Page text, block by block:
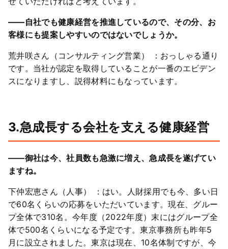
――自社でも健康経営を推進しているので、その分、お
客様にも提案しやすいのではないでしょうか。
荒井咲さん（コンサルティング営業） ：おっしゃる通り
です。当社が認定を取得していることが一番のエビデン
スになりますし、説得材料にもなっています。
3.急成長する会社を支える健康経営
――御社は今、社員数も急激に増え、急成長を遂げてい
ますね。
下仲宏恵さん（人事） ：はい。人財採用でも今、多い日
で60名くらいの応募をいただいています。現在、グルー
プ全体で310名。今年度（2022年度）末にはグループ全
体で500名くらいになる予定です。東京事務所も昨年5
月に設立されました。東京は現在、10名体制ですが、今